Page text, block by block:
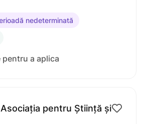
nedeterminată
pentru a aplica
pentru Știință și